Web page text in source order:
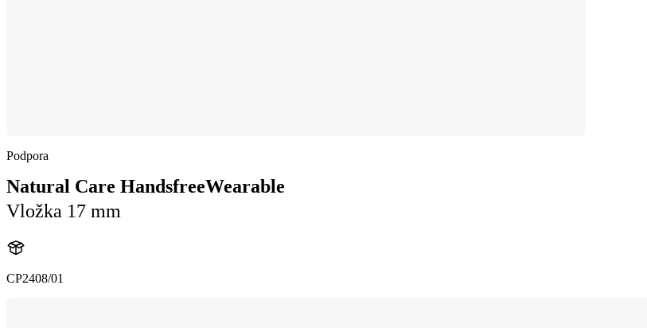
Podpora
Natural Care HandsfreeWearable
Vložka 17 mm
CP2408/01